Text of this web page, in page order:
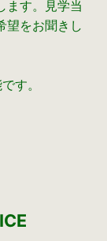
ます。見学当
望をお聞きし
す。